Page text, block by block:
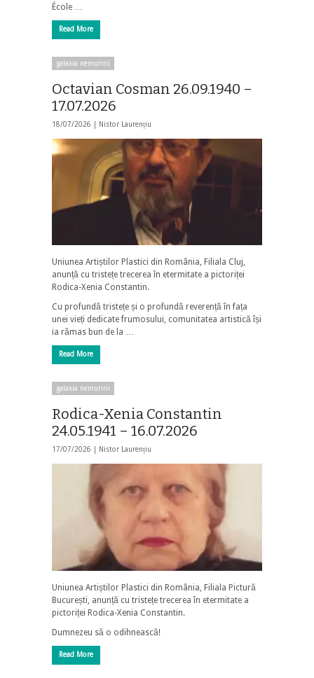
École …
Read More
galaxia nemuririi
Octavian Cosman 26.09.1940 –
17.07.2026
18/07/2026 | Nistor Laurențiu
Uniunea Artiștilor Plastici din România, Filiala Cluj,
anunță cu tristețe trecerea în etermitate a pictoriței
Rodica-Xenia Constantin.
Cu profundă tristețe și o profundă reverență în fața
unei vieți dedicate frumosului, comunitatea artistică își
ia rămas bun de la …
Read More
galaxia nemuririi
Rodica-Xenia Constantin
24.05.1941 – 16.07.2026
17/07/2026 | Nistor Laurențiu
Uniunea Artiștilor Plastici din România, Filiala Pictură
București, anunță cu tristețe trecerea în etermitate a
pictoriței Rodica-Xenia Constantin.
Dumnezeu să o odihnească!
Read More